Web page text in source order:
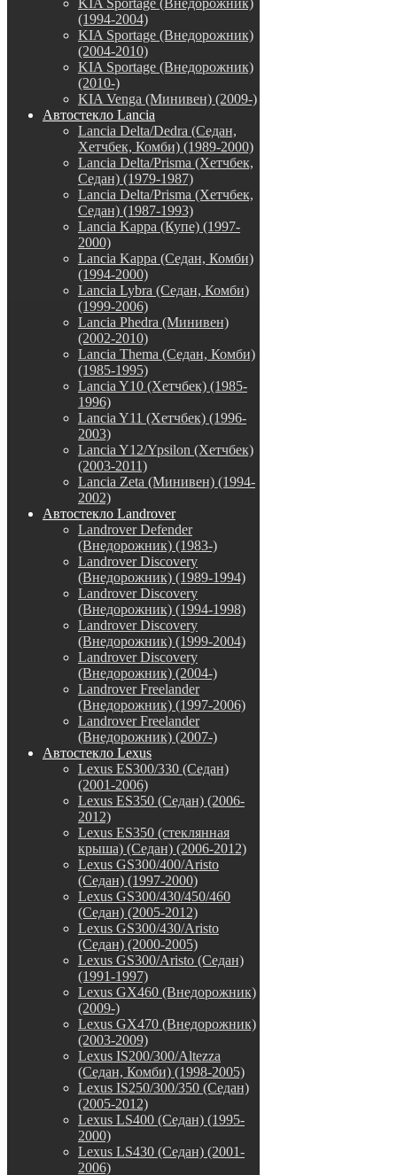
(1994-2004)
KIA Sportage (Внедорожник)
(2004-2010)
KIA Sportage (Внедорожник)
(2010-)
KIA Venga (Минивен) (2009-)
Автостекло Lancia
Lancia Delta/Dedra (Седан,
Хетчбек, Комби) (1989-2000)
Lancia Delta/Prisma (Хетчбек,
Седан) (1979-1987)
Lancia Delta/Prisma (Хетчбек,
Седан) (1987-1993)
Lancia Kappa (Купе) (1997-
2000)
Lancia Kappa (Седан, Комби)
(1994-2000)
Lancia Lybra (Седан, Комби)
(1999-2006)
Lancia Phedra (Минивен)
(2002-2010)
Lancia Thema (Седан, Комби)
(1985-1995)
Lancia Y10 (Хетчбек) (1985-
1996)
Lancia Y11 (Хетчбек) (1996-
2003)
Lancia Y12/Ypsilon (Хетчбек)
(2003-2011)
Lancia Zeta (Минивен) (1994-
2002)
Автостекло Landrover
Landrover Defender
(Внедорожник) (1983-)
Landrover Discovery
(Внедорожник) (1989-1994)
Landrover Discovery
(Внедорожник) (1994-1998)
Landrover Discovery
(Внедорожник) (1999-2004)
Landrover Discovery
(Внедорожник) (2004-)
Landrover Freelander
(Внедорожник) (1997-2006)
Landrover Freelander
(Внедорожник) (2007-)
Автостекло Lexus
Lexus ES300/330 (Седан)
(2001-2006)
Lexus ES350 (Седан) (2006-
2012)
Lexus ES350 (стеклянная
крыша) (Седан) (2006-2012)
Lexus GS300/400/Aristo
(Седан) (1997-2000)
Lexus GS300/430/450/460
(Седан) (2005-2012)
Lexus GS300/430/Aristo
(Седан) (2000-2005)
Lexus GS300/Aristo (Седан)
(1991-1997)
Lexus GX460 (Внедорожник)
(2009-)
Lexus GX470 (Внедорожник)
(2003-2009)
Lexus IS200/300/Altezza
(Седан, Комби) (1998-2005)
Lexus IS250/300/350 (Седан)
(2005-2012)
Lexus LS400 (Седан) (1995-
2000)
Lexus LS430 (Седан) (2001-
2006)